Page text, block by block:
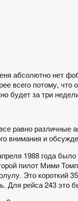
абсолютно нет
всего потому, что
будет за три
равно различные
внимания и
1988 года
пилот Мими
Это короткий
Для рейса 243 это